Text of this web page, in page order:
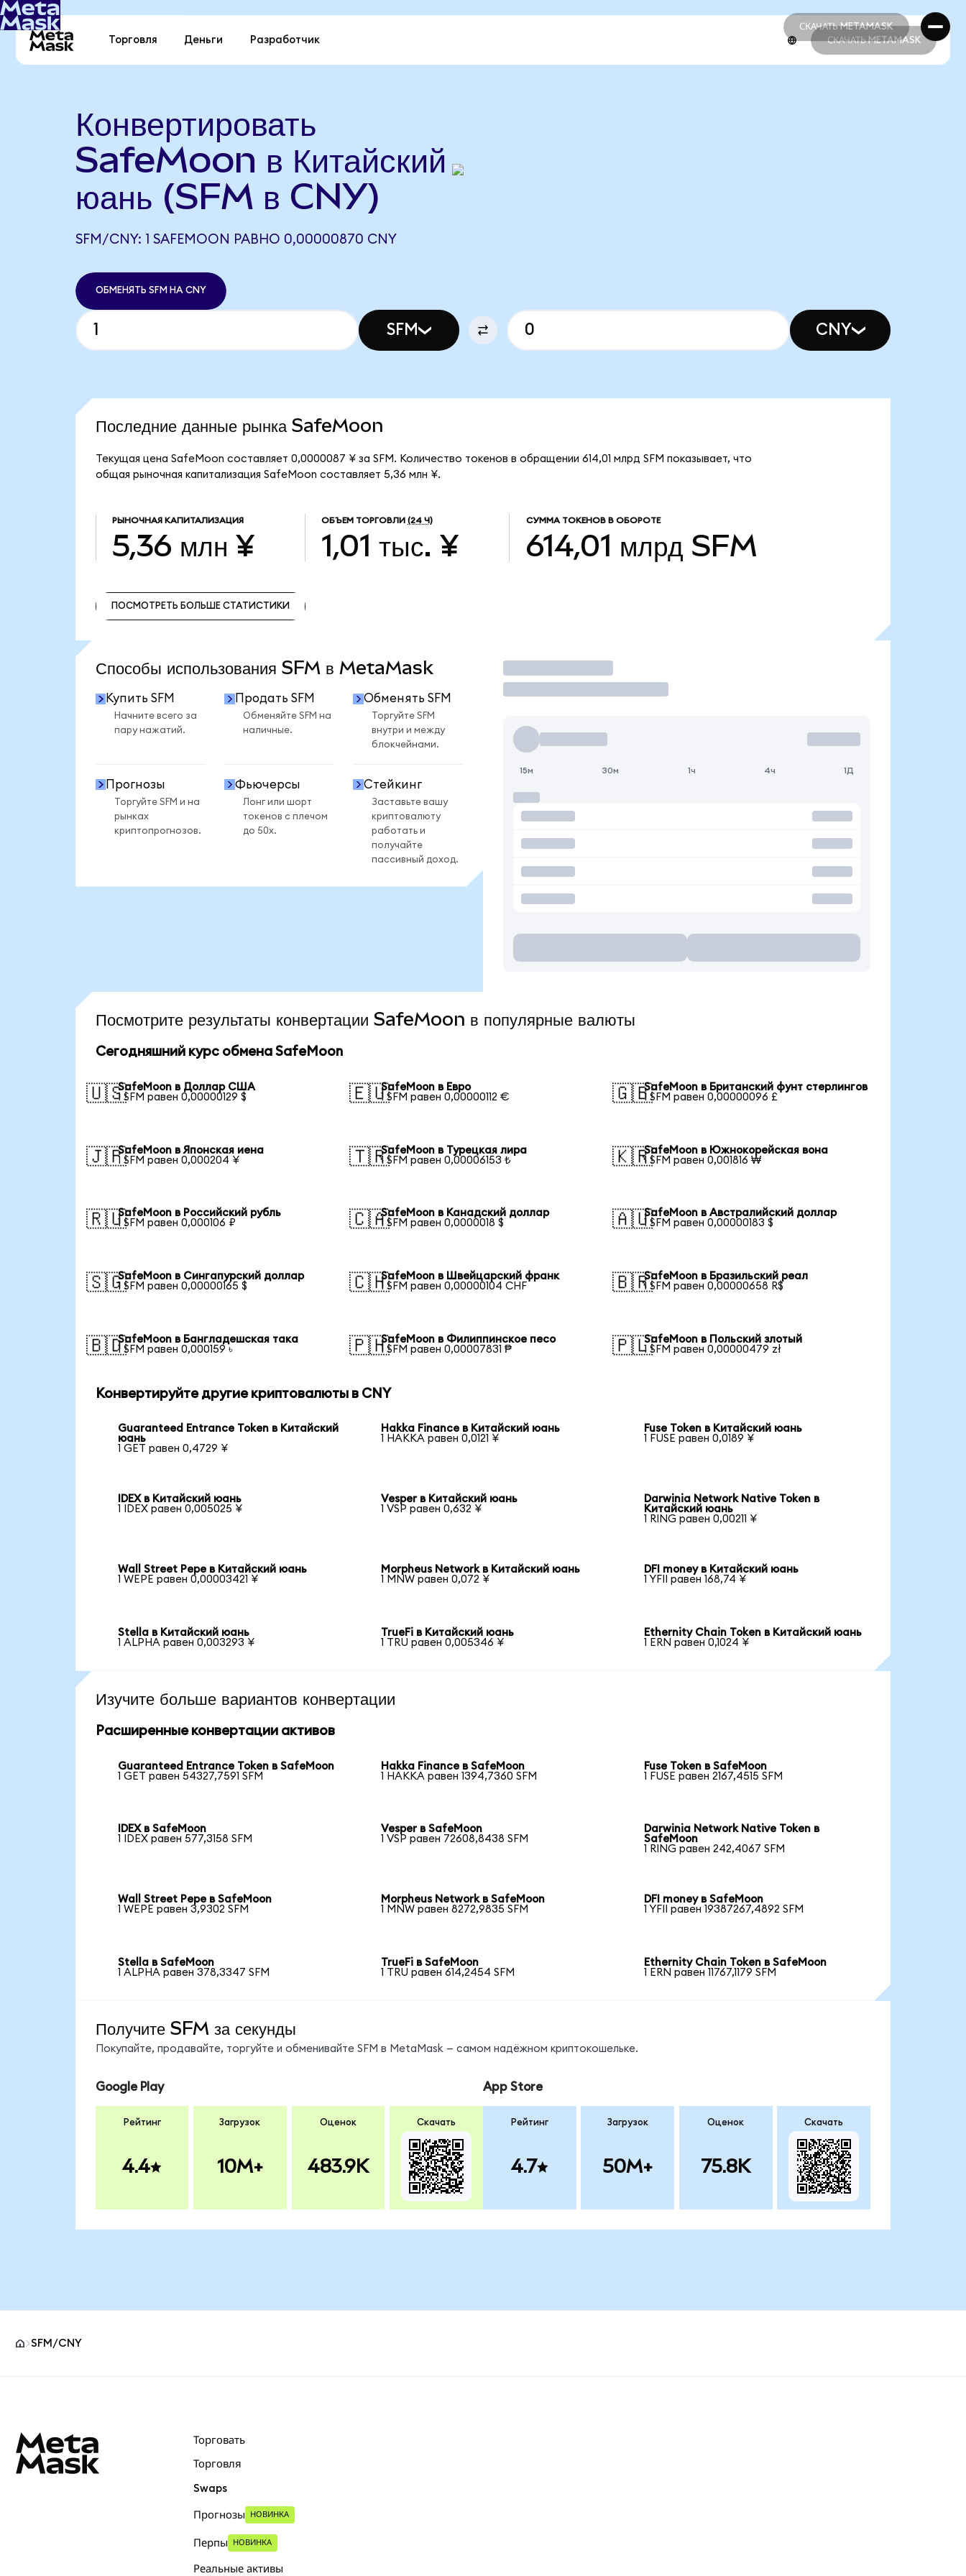
СКАЧАТЬ METAMASK
СКАЧАТЬ METAMASK
Торговля Деньги Разработчик СКАЧАТЬ METAMASK
Конвертировать
SafeMoon в Китайский
юань (SFM в CNY)
SFM/CNY: 1 SAFEMOON РАВНО 0,00000870 CNY
ОБМЕНЯТЬ SFM НА CNY
SFM CNY
Последние данные рынка SafeMoon
Текущая цена SafeMoon составляет 0,0000087 ¥ за SFM. Количество токенов в обращении 614,01 млрд SFM показывает, что
общая рыночная капитализация SafeMoon составляет 5,36 млн ¥.
РЫНОЧНАЯ КАПИТАЛИЗАЦИЯ
5,36 млн ¥
ОБЪЕМ ТОРГОВЛИ (24 Ч)
1,01 тыс. ¥
СУММА ТОКЕНОВ В ОБОРОТЕ
614,01 млрд SFM
ПОСМОТРЕТЬ БОЛЬШЕ СТАТИСТИКИ
Способы использования SFM в MetaMask
Купить SFM
Начните всего за
пару нажатий.
Продать SFM
Обменяйте SFM на
наличные.
Обменять SFM
Торгуйте SFM
внутри и между
блокчейнами.
Прогнозы
Торгуйте SFM и на
рынках
криптопрогнозов.
Фьючерсы
Лонг или шорт
токенов с плечом
до 50x.
Стейкинг
Заставьте вашу
криптовалюту
работать и
получайте
пассивный доход.
Торговать
15м 30м 1ч 4ч 1Д
Посмотрите результаты конвертации SafeMoon в популярные валюты
Сегодняшний курс обмена SafeMoon
🇺🇸SafeMoon в Доллар США
1 SFM равен 0,00000129 $
🇪🇺SafeMoon в Евро
1 SFM равен 0,00000112 €
🇬🇧SafeMoon в Британский фунт стерлингов
1 SFM равен 0,00000096 £
🇯🇵SafeMoon в Японская иена
1 SFM равен 0,000204 ¥
🇹🇷SafeMoon в Турецкая лира
1 SFM равен 0,00006153 ₺
🇰🇷SafeMoon в Южнокорейская вона
1 SFM равен 0,001816 ₩
🇷🇺SafeMoon в Российский рубль
1 SFM равен 0,000106 ₽
🇨🇦SafeMoon в Канадский доллар
1 SFM равен 0,0000018 $
🇦🇺SafeMoon в Австралийский доллар
1 SFM равен 0,00000183 $
🇸🇬SafeMoon в Сингапурский доллар
1 SFM равен 0,00000165 $
🇨🇭SafeMoon в Швейцарский франк
1 SFM равен 0,00000104 CHF
🇧🇷SafeMoon в Бразильский реал
1 SFM равен 0,00000658 R$
🇧🇩SafeMoon в Бангладешская така
1 SFM равен 0,000159 ৳
🇵🇭SafeMoon в Филиппинское песо
1 SFM равен 0,00007831 ₱
🇵🇱SafeMoon в Польский злотый
1 SFM равен 0,00000479 zł
Конвертируйте другие криптовалюты в CNY
Guaranteed Entrance Token в Китайский
юань
1 GET равен 0,4729 ¥
Hakka Finance в Китайский юань
1 HAKKA равен 0,0121 ¥
Fuse Token в Китайский юань
1 FUSE равен 0,0189 ¥
IDEX в Китайский юань
1 IDEX равен 0,005025 ¥
Vesper в Китайский юань
1 VSP равен 0,632 ¥
Darwinia Network Native Token в
Китайский юань
1 RING равен 0,00211 ¥
Wall Street Pepe в Китайский юань
1 WEPE равен 0,00003421 ¥
Morpheus Network в Китайский юань
1 MNW равен 0,072 ¥
DFI money в Китайский юань
1 YFII равен 168,74 ¥
Stella в Китайский юань
1 ALPHA равен 0,003293 ¥
TrueFi в Китайский юань
1 TRU равен 0,005346 ¥
Ethernity Chain Token в Китайский юань
1 ERN равен 0,1024 ¥
Изучите больше вариантов конвертации
Расширенные конвертации активов
Guaranteed Entrance Token в SafeMoon
1 GET равен 54327,7591 SFM
Hakka Finance в SafeMoon
1 HAKKA равен 1394,7360 SFM
Fuse Token в SafeMoon
1 FUSE равен 2167,4515 SFM
IDEX в SafeMoon
1 IDEX равен 577,3158 SFM
Vesper в SafeMoon
1 VSP равен 72608,8438 SFM
Darwinia Network Native Token в
SafeMoon
1 RING равен 242,4067 SFM
Wall Street Pepe в SafeMoon
1 WEPE равен 3,9302 SFM
Morpheus Network в SafeMoon
1 MNW равен 8272,9835 SFM
DFI money в SafeMoon
1 YFII равен 19387267,4892 SFM
Stella в SafeMoon
1 ALPHA равен 378,3347 SFM
TrueFi в SafeMoon
1 TRU равен 614,2454 SFM
Ethernity Chain Token в SafeMoon
1 ERN равен 11767,1179 SFM
Получите SFM за секунды
Покупайте, продавайте, торгуйте и обменивайте SFM в MetaMask — самом надёжном криптокошельке.
Google Play
Рейтинг
4.4
Загрузок
10M+
Оценок
483.9K
Скачать
App Store
Рейтинг
4.7
Загрузок
50M+
Оценок
75.8K
Скачать
SFM/CNY
Торговать
Торговля
Swaps
Прогнозы НОВИНКА
Перпы НОВИНКА
Реальные активы